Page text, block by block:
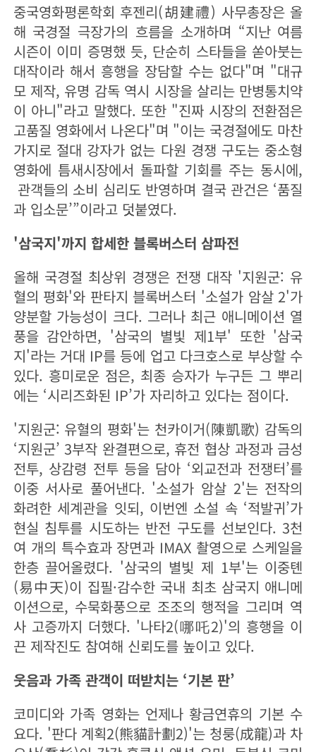
중국영화평론학회 후젠리(胡建禮) 사무총장은 올
해 국경절 극장가의 흐름을 소개하며 “지난 여름
시즌이 이미 증명했 듯, 단순히 스타들을 쏟아붓는
대작이라 해서 흥행을 장담할 수는 없다"며 "대규
모 제작, 유명 감독 역시 시장을 살리는 만병통치약
이 아니"라고 말했다. 또한 "진짜 시장의 전환점은
고품질 영화에서 나온다"며 "이는 국경절에도 마찬
가지로 절대 강자가 없는 다원 경쟁 구도는 중소형
영화에 틈새시장에서 돌파할 기회를 주는 동시에,
관객들의 소비 심리도 반영하며 결국 관건은 ‘품질
과 입소문’”이라고 덧붙였다.
'삼국지'까지 합세한 블록버스터 삼파전
올해 국경절 최상위 경쟁은 전쟁 대작 '지원군: 유
혈의 평화'와 판타지 블록버스터 '소설가 암살 2'가
양분할 가능성이 크다. 그러나 최근 애니메이션 열
풍을 감안하면, '삼국의 별빛 제1부' 또한 '삼국
지'라는 거대 IP를 등에 업고 다크호스로 부상할 수
있다. 흥미로운 점은, 최종 승자가 누구든 그 뿌리
에는 ‘시리즈화된 IP’가 자리하고 있다는 점이다.
'지원군: 유혈의 평화'는 천카이거(陳凱歌) 감독의
‘지원군’ 3부작 완결편으로, 휴전 협상 과정과 금성
전투, 상감령 전투 등을 담아 ‘외교전과 전쟁터’를
이중 서사로 풀어낸다. '소설가 암살 2'는 전작의
화려한 세계관을 잇되, 이번엔 소설 속 ‘적발귀’가
현실 침투를 시도하는 반전 구도를 선보인다. 3천
여 개의 특수효과 장면과 IMAX 촬영으로 스케일을
한층 끌어올렸다. '삼국의 별빛 제 1부'는 이중톈
(易中天)이 집필·감수한 국내 최초 삼국지 애니메
이션으로, 수묵화풍으로 조조의 행적을 그리며 역
사 고증까지 더했다. '나타2(哪吒2)'의 흥행을 이
끈 제작진도 참여해 신뢰도를 높이고 있다.
웃음과 가족 관객이 떠받치는 ‘기본 판’
코미디와 가족 영화는 언제나 황금연휴의 기본 수
요다. '판다 계획2(熊貓計劃2)'는 청룽(成龍)과 차